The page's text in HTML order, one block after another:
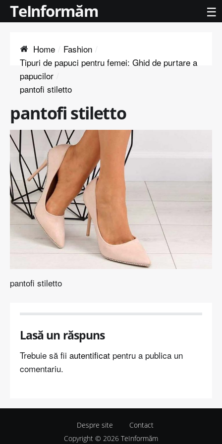
TeInformăm ☰
Home
Fashion
Tipuri de papuci pentru femei: Ghid de purtare a
papucilor
pantofi stiletto
pantofi stiletto
pantofi stiletto
Lasă un răspuns
Trebuie să fii autentificat pentru a publica un
comentariu.
Despre site
Contact
Copyright © 2026 TeInformăm